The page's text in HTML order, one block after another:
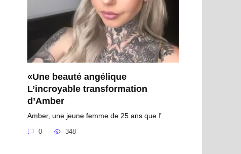
«Une beauté angélique
L’incroyable transformation
d’Amber
Amber, une jeune femme de 25 ans que l’
0 348